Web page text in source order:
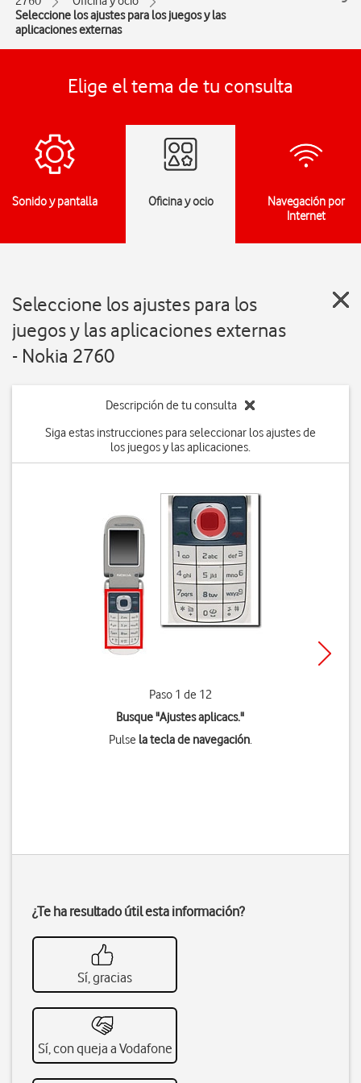
Seleccione los ajustes para los juegos y las
aplicaciones externas
Elige el tema de tu consulta
Sonido y pantalla Oficina y ocio
Navegación por
Internet
Seleccione los ajustes para los
juegos y las aplicaciones externas
- Nokia 2760
Descripción de tu consulta
Siga estas instrucciones para seleccionar los ajustes de
los juegos y las aplicaciones.
Paso 1 de 12
Busque "Ajustes aplicacs."
Pulse la tecla de navegación.
¿Te ha resultado útil esta información?
Sí, gracias
Sí, con queja a Vodafone